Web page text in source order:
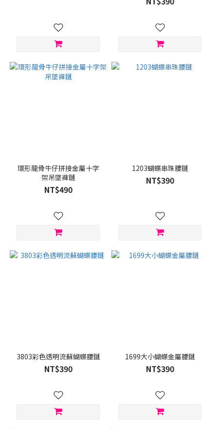
環形龍骨牛仔拼接金屬十字
架吊墜褲鏈
NT$490
1203蝴蝶串珠腰鏈
NT$390
3803彩色透明流蘇蝴蝶腰鏈
NT$390
1699大小蝴蝶金屬腰鏈
NT$390